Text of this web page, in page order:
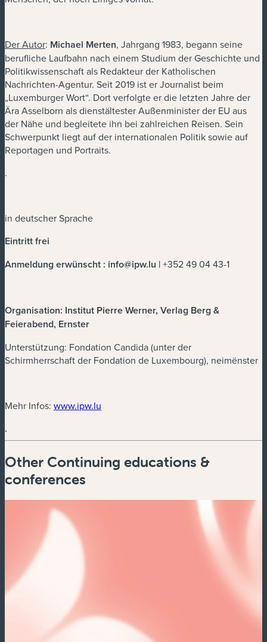
Der Autor: Michael Merten, Jahrgang 1983, begann seine
berufliche Laufbahn nach einem Studium der Geschichte und
Politikwissenschaft als Redakteur der Katholischen
Nachrichten-Agentur. Seit 2019 ist er Journalist beim
„Luxemburger Wort“. Dort verfolgte er die letzten Jahre der
Ära Asselborn als dienstältester Außenminister der EU aus
der Nähe und begleitete ihn bei zahlreichen Reisen. Sein
Schwerpunkt liegt auf der internationalen Politik sowie auf
Reportagen und Portraits.
.
in deutscher Sprache
Eintritt frei
Anmeldung erwünscht : info@ipw.lu |+352 49 04 43-1
Organisation: Institut Pierre Werner, Verlag Berg &
Feierabend, Ernster
Unterstützung: Fondation Candida (unter der
Schirmherrschaft der Fondation de Luxembourg), neimënster
Mehr Infos: www.ipw.lu
.
Other Continuing educations &
conferences